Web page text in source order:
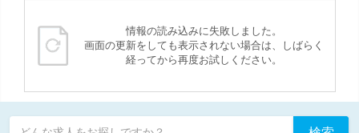
情報の読み込みに失敗しました。
画面の更新をしても表示されない場合は、しばらく
経ってから再度お試しください。